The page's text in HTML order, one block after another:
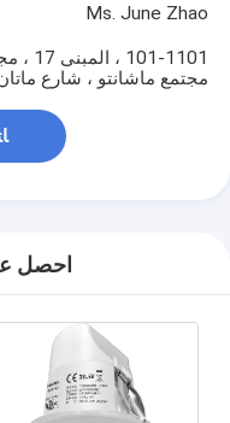
Ms. June Zhao
101-
مجتمع ماشانتو ، شارع
احصل